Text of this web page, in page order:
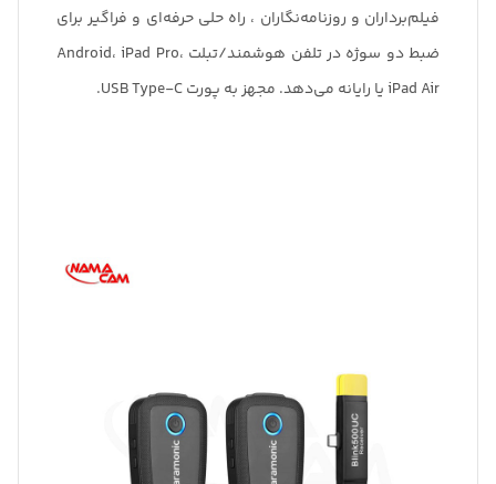
فیلم‌برداران و روزنامه‌نگاران ، راه حلی حرفه‌ای و فراگیر برای
ضبط دو سوژه در تلفن هوشمند/تبلت Android، iPad Pro،
iPad Air یا رایانه می‌دهد. مجهز به پورت USB Type-C.